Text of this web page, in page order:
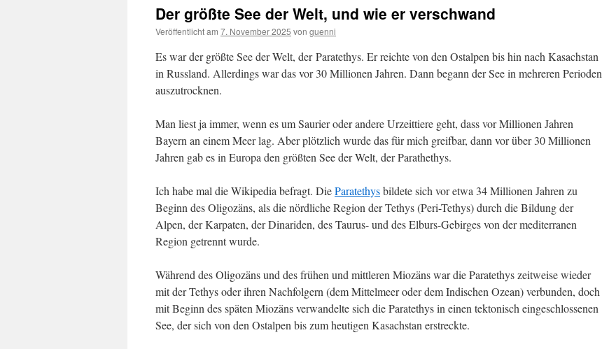
Der größte See der Welt, und wie er verschwand
Veröffentlicht am 7. November 2025 von guenni
Es war der größte See der Welt, derParatethys. Er reichte von den Ostalpen bis hin nach Kasachstan
in Russland. Allerdings war das vor 30 Millionen Jahren. Dann begann der See in mehreren Perioden
auszutrocknen.
Man liest ja immer, wenn es um Saurier oder andere Urzeittiere geht, dass vor Millionen Jahren
Bayern an einem Meer lag. Aber plötzlich wurde das für mich greifbar, dann vor über 30 Millionen
Jahren gab es in Europa den größten See der Welt, der Parathethys.
Ich habe mal die Wikipedia befragt. DieParatethysbildete sich vor etwa 34 Millionen Jahren zu
Beginn des Oligozäns, als die nördliche Region der Tethys (Peri-Tethys) durch die Bildung der
Alpen, der Karpaten, der Dinariden, des Taurus- und des Elburs-Gebirges von der mediterranen
Region getrennt wurde.
Während des Oligozäns und des frühen und mittleren Miozäns war die Paratethys zeitweise wieder
mit der Tethys oder ihren Nachfolgern (dem Mittelmeer oder dem Indischen Ozean) verbunden, doch
mit Beginn des späten Miozäns verwandelte sich die Paratethys in einen tektonisch eingeschlossenen
See, der sich von den Ostalpen bis zum heutigen Kasachstan erstreckte.